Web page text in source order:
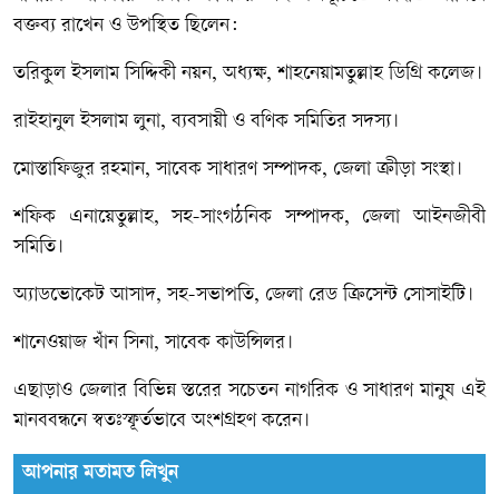
বক্তব্য রাখেন ও উপস্থিত ছিলেন:
​তরিকুল ইসলাম সিদ্দিকী নয়ন, অধ্যক্ষ, শাহনেয়ামতুল্লাহ ডিগ্রি কলেজ।
​রাইহানুল ইসলাম লুনা, ব্যবসায়ী ও বণিক সমিতির সদস্য।
​মোস্তাফিজুর রহমান, সাবেক সাধারণ সম্পাদক, জেলা ক্রীড়া সংস্থা।
​শফিক এনায়েতুল্লাহ, সহ-সাংগঠনিক সম্পাদক, জেলা আইনজীবী
সমিতি।
​অ্যাডভোকেট আসাদ, সহ-সভাপতি, জেলা রেড ক্রিসেন্ট সোসাইটি।
​শানেওয়াজ খাঁন সিনা, সাবেক কাউন্সিলর।
​এছাড়াও জেলার বিভিন্ন স্তরের সচেতন নাগরিক ও সাধারণ মানুষ এই
মানববন্ধনে স্বতঃস্ফূর্তভাবে অংশগ্রহণ করেন।
আপনার মতামত লিখুন